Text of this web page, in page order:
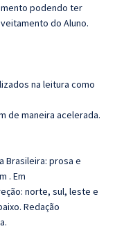
podendo ter
do Aluno.
na leitura como
de maneira acelerada.
Brasileira: prosa e
. Em
norte, sul, leste e
Redação